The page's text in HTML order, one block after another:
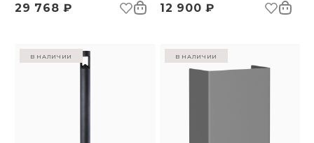
29 768 ₽
12 900 ₽
в наличии в наличии